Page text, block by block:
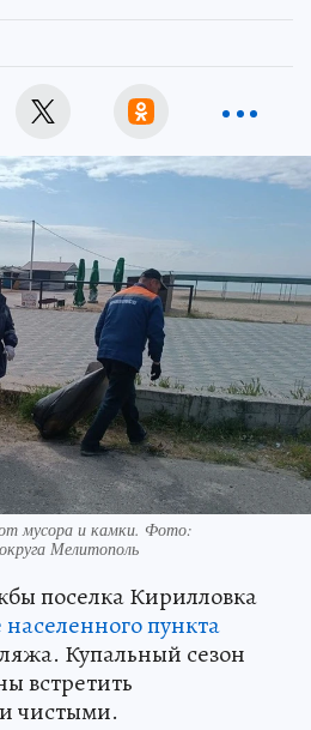
мусора и камки. Фото:
Мелитополь
поселка Кирилловка
населенного пункта
Купальный сезон
встретить
чистыми.